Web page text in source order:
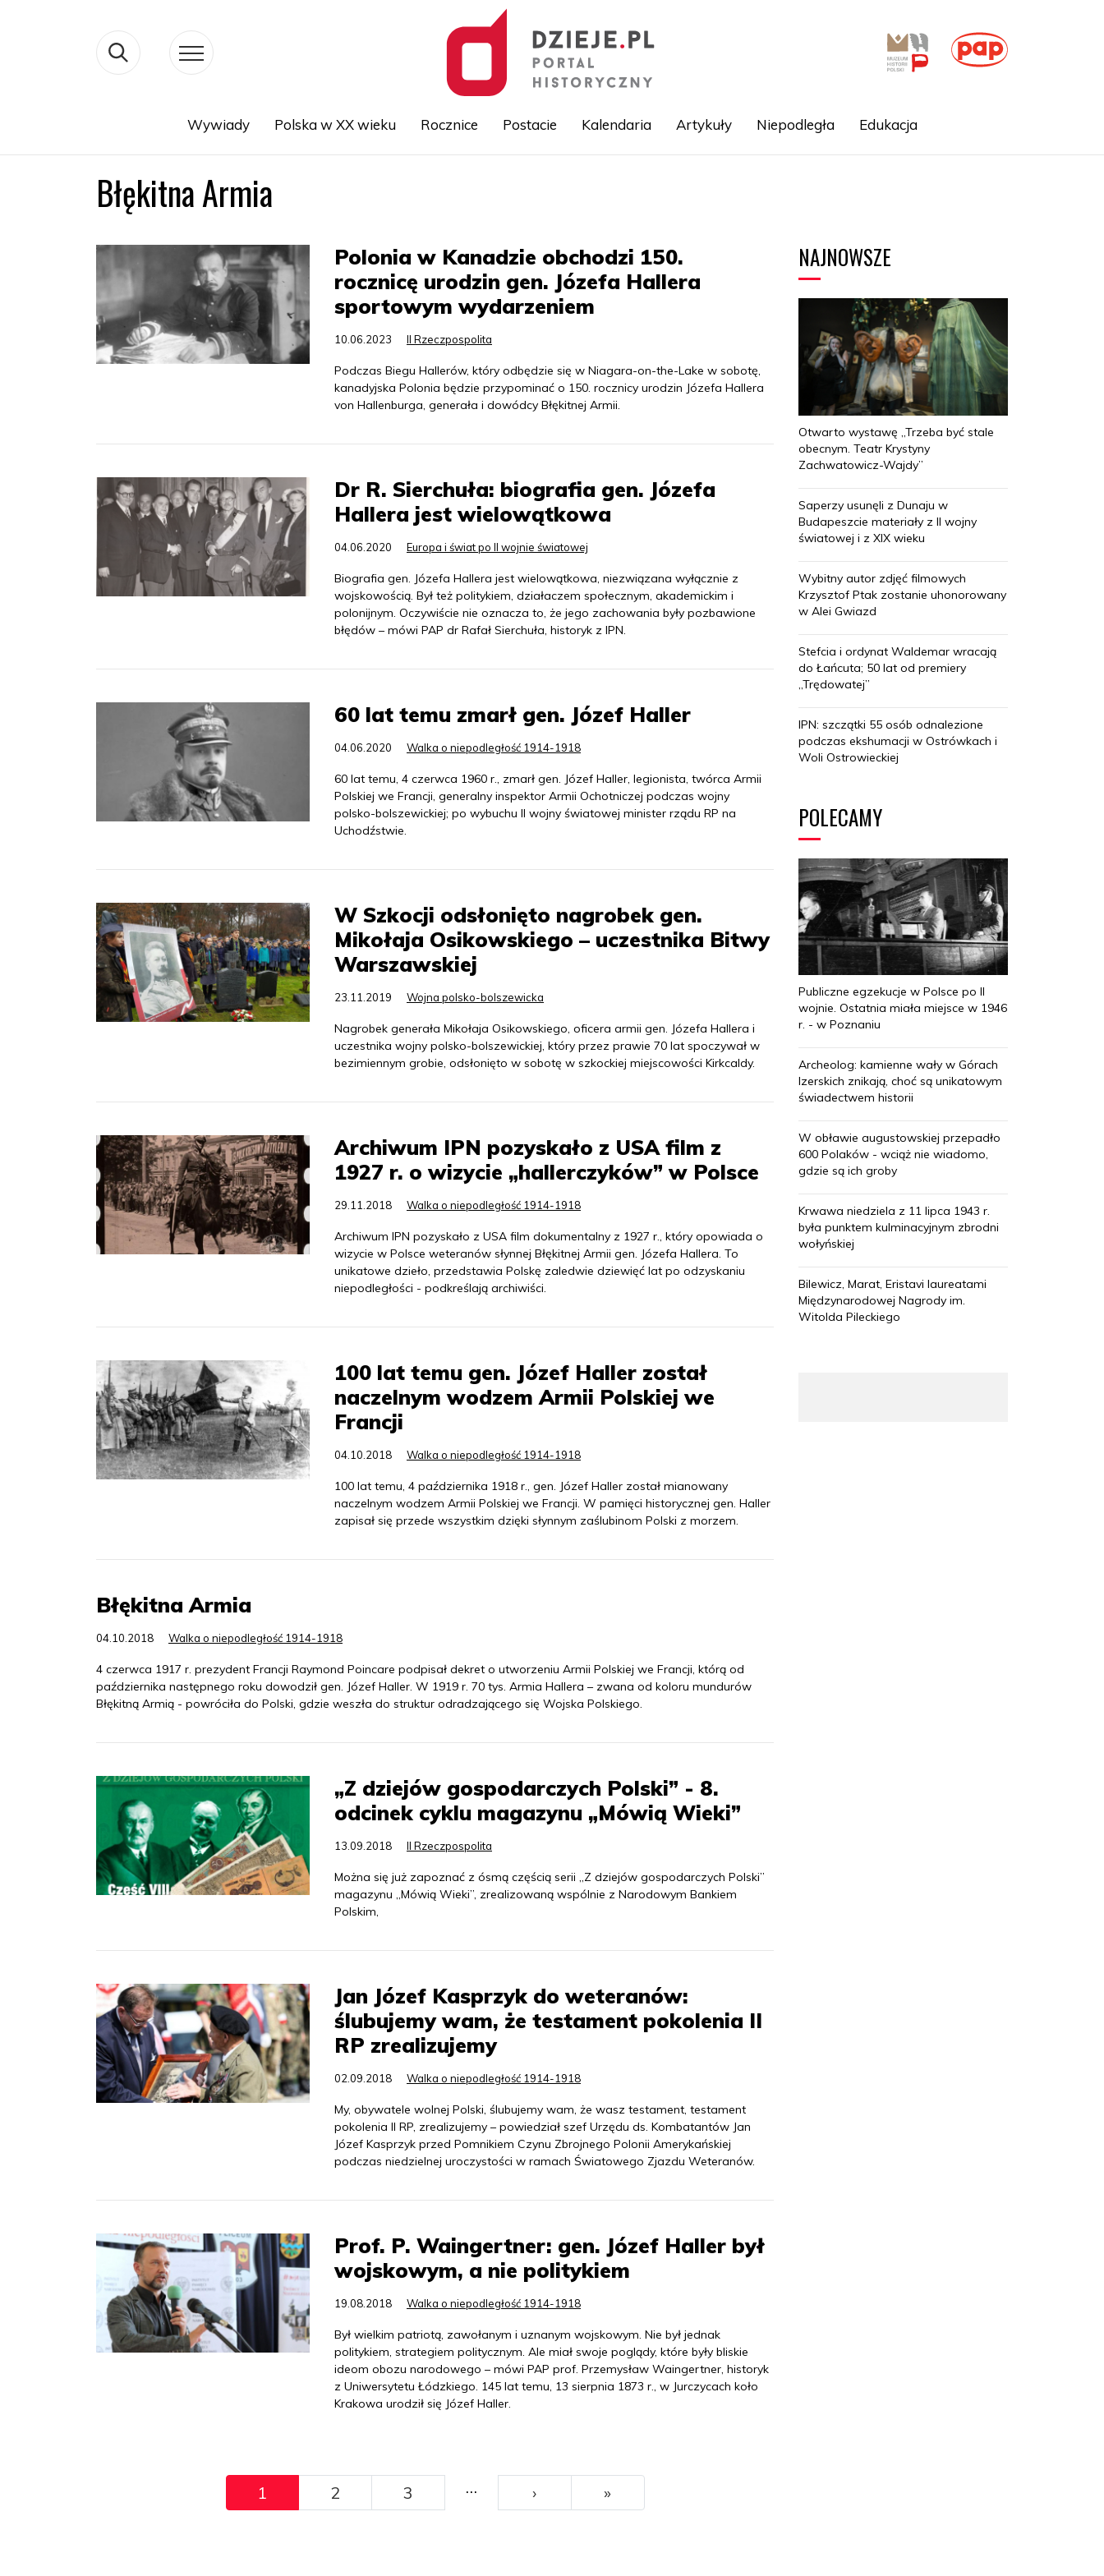
Wywiady Polska w XX wieku Rocznice Postacie Kalendaria Artykuły Niepodległa Edukacja
Błękitna Armia
Polonia w Kanadzie obchodzi 150.
rocznicę urodzin gen. Józefa Hallera
sportowym wydarzeniem
10.06.2023 II Rzeczpospolita
Podczas Biegu Hallerów, który odbędzie się w Niagara-on-the-Lake w sobotę,
kanadyjska Polonia będzie przypominać o 150. rocznicy urodzin Józefa Hallera
von Hallenburga, generała i dowódcy Błękitnej Armii.
Dr R. Sierchuła: biografia gen. Józefa
Hallera jest wielowątkowa
04.06.2020 Europa i świat po II wojnie światowej
Biografia gen. Józefa Hallera jest wielowątkowa, niezwiązana wyłącznie z
wojskowością. Był też politykiem, działaczem społecznym, akademickim i
polonijnym. Oczywiście nie oznacza to, że jego zachowania były pozbawione
błędów – mówi PAP dr Rafał Sierchuła, historyk z IPN.
60 lat temu zmarł gen. Józef Haller
04.06.2020 Walka o niepodległość 1914-1918
60 lat temu, 4 czerwca 1960 r., zmarł gen. Józef Haller, legionista, twórca Armii
Polskiej we Francji, generalny inspektor Armii Ochotniczej podczas wojny
polsko-bolszewickiej; po wybuchu II wojny światowej minister rządu RP na
Uchodźstwie.
W Szkocji odsłonięto nagrobek gen.
Mikołaja Osikowskiego – uczestnika Bitwy
Warszawskiej
23.11.2019 Wojna polsko-bolszewicka
Nagrobek generała Mikołaja Osikowskiego, oficera armii gen. Józefa Hallera i
uczestnika wojny polsko-bolszewickiej, który przez prawie 70 lat spoczywał w
bezimiennym grobie, odsłonięto w sobotę w szkockiej miejscowości Kirkcaldy.
Archiwum IPN pozyskało z USA film z
1927 r. o wizycie „hallerczyków” w Polsce
29.11.2018 Walka o niepodległość 1914-1918
Archiwum IPN pozyskało z USA film dokumentalny z 1927 r., który opowiada o
wizycie w Polsce weteranów słynnej Błękitnej Armii gen. Józefa Hallera. To
unikatowe dzieło, przedstawia Polskę zaledwie dziewięć lat po odzyskaniu
niepodległości - podkreślają archiwiści.
100 lat temu gen. Józef Haller został
naczelnym wodzem Armii Polskiej we
Francji
04.10.2018 Walka o niepodległość 1914-1918
100 lat temu, 4 października 1918 r., gen. Józef Haller został mianowany
naczelnym wodzem Armii Polskiej we Francji. W pamięci historycznej gen. Haller
zapisał się przede wszystkim dzięki słynnym zaślubinom Polski z morzem.
Błękitna Armia
04.10.2018 Walka o niepodległość 1914-1918
4 czerwca 1917 r. prezydent Francji Raymond Poincare podpisał dekret o utworzeniu Armii Polskiej we Francji, którą od
października następnego roku dowodził gen. Józef Haller. W 1919 r. 70 tys. Armia Hallera – zwana od koloru mundurów
Błękitną Armią - powróciła do Polski, gdzie weszła do struktur odradzającego się Wojska Polskiego.
„Z dziejów gospodarczych Polski” - 8.
odcinek cyklu magazynu „Mówią Wieki”
13.09.2018 II Rzeczpospolita
Można się już zapoznać z ósmą częścią serii „Z dziejów gospodarczych Polski”
magazynu „Mówią Wieki”, zrealizowaną wspólnie z Narodowym Bankiem
Polskim,
Jan Józef Kasprzyk do weteranów:
ślubujemy wam, że testament pokolenia II
RP zrealizujemy
02.09.2018 Walka o niepodległość 1914-1918
My, obywatele wolnej Polski, ślubujemy wam, że wasz testament, testament
pokolenia II RP, zrealizujemy – powiedział szef Urzędu ds. Kombatantów Jan
Józef Kasprzyk przed Pomnikiem Czynu Zbrojnego Polonii Amerykańskiej
podczas niedzielnej uroczystości w ramach Światowego Zjazdu Weteranów.
Prof. P. Waingertner: gen. Józef Haller był
wojskowym, a nie politykiem
19.08.2018 Walka o niepodległość 1914-1918
Był wielkim patriotą, zawołanym i uznanym wojskowym. Nie był jednak
politykiem, strategiem politycznym. Ale miał swoje poglądy, które były bliskie
ideom obozu narodowego – mówi PAP prof. Przemysław Waingertner, historyk
z Uniwersytetu Łódzkiego. 145 lat temu, 13 sierpnia 1873 r., w Jurczycach koło
Krakowa urodził się Józef Haller.
1 2 3 … ››› »Ostatni
NAJNOWSZE
Otwarto wystawę „Trzeba być stale
obecnym. Teatr Krystyny
Zachwatowicz-Wajdy”
Saperzy usunęli z Dunaju w
Budapeszcie materiały z II wojny
światowej i z XIX wieku
Wybitny autor zdjęć filmowych
Krzysztof Ptak zostanie uhonorowany
w Alei Gwiazd
Stefcia i ordynat Waldemar wracają
do Łańcuta; 50 lat od premiery
„Trędowatej”
IPN: szczątki 55 osób odnalezione
podczas ekshumacji w Ostrówkach i
Woli Ostrowieckiej
POLECAMY
Publiczne egzekucje w Polsce po II
wojnie. Ostatnia miała miejsce w 1946
r. - w Poznaniu
Archeolog: kamienne wały w Górach
Izerskich znikają, choć są unikatowym
świadectwem historii
W obławie augustowskiej przepadło
600 Polaków - wciąż nie wiadomo,
gdzie są ich groby
Krwawa niedziela z 11 lipca 1943 r.
była punktem kulminacyjnym zbrodni
wołyńskiej
Bilewicz, Marat, Eristavi laureatami
Międzynarodowej Nagrody im.
Witolda Pileckiego